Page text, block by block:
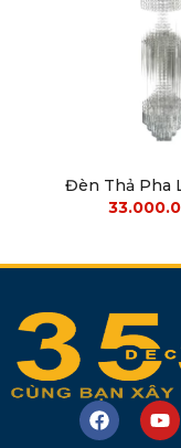
Đèn Thả Pha